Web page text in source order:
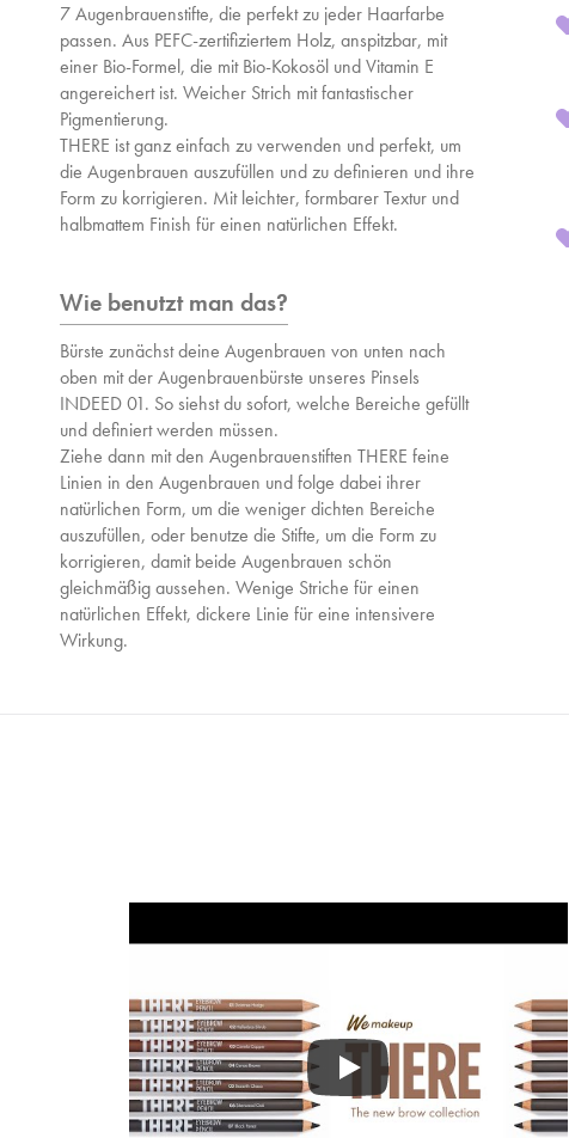
7 Augenbrauenstifte, die perfekt zu jeder Haarfarbe
passen. Aus PEFC-zertifiziertem Holz, anspitzbar, mit
einer Bio-Formel, die mit Bio-Kokosöl und Vitamin E
angereichert ist. Weicher Strich mit fantastischer
Pigmentierung.
THERE ist ganz einfach zu verwenden und perfekt, um
die Augenbrauen auszufüllen und zu definieren und ihre
Form zu korrigieren. Mit leichter, formbarer Textur und
halbmattem Finish für einen natürlichen Effekt.
Wie benutzt man das?
Bürste zunächst deine Augenbrauen von unten nach
oben mit der Augenbrauenbürste unseres Pinsels
INDEED 01. So siehst du sofort, welche Bereiche gefüllt
und definiert werden müssen.
Ziehe dann mit den Augenbrauenstiften THERE feine
Linien in den Augenbrauen und folge dabei ihrer
natürlichen Form, um die weniger dichten Bereiche
auszufüllen, oder benutze die Stifte, um die Form zu
korrigieren, damit beide Augenbrauen schön
gleichmäßig aussehen. Wenige Striche für einen
natürlichen Effekt, dickere Linie für eine intensivere
Wirkung.